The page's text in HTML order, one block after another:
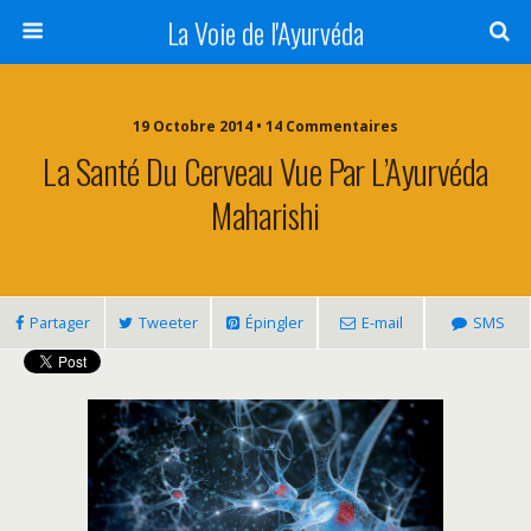
La Voie de l'Ayurvéda
19 Octobre 2014 • 14 Commentaires
La Santé Du Cerveau Vue Par L’Ayurvéda
Maharishi
Partager Tweeter Épingler E-mail SMS